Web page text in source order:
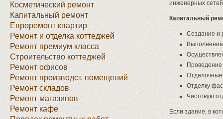
Косметический ремонт
Капитальный ремонт
Евроремонт квартир
Ремонт и отделка коттеджей
Ремонт премиум класса
Строительство коттеджей
Ремонт офисов
Ремонт производст. помещений
Ремонт складов
Ремонт магазинов
Ремонт кафе
инженерных
Капитальный
Создание и
Отделку
Чистовую
Если здание, в